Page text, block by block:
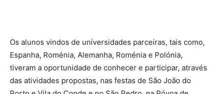
Os alunos vindos de universidades parceiras, tais como,
Espanha, Roménia, Alemanha, Roménia e Polónia,
tiveram a oportunidade de conhecer e participar, através
das atividades propostas, nas festas de São João do